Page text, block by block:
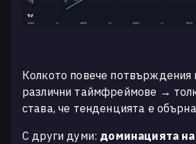
Колкото повече потвърждения
различни таймфреймове →
става, че тенденцията е
С други думи: доминацията